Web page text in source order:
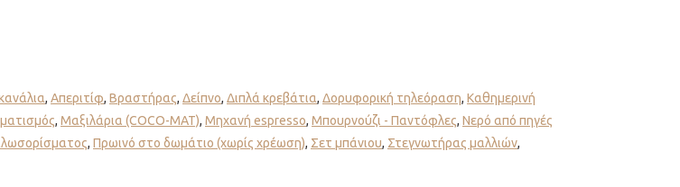
, Απεριτίφ, Βραστήρας, Δείπνο, Διπλά κρεβάτια, Δορυφορική τηλεόραση, Καθημερινή
, Μαξιλάρια (COCO-MAT), Μηχανή espresso, Μπουρνούζι - Παντόφλες, Νερό από πηγές
, Πρωινό στο δωμάτιο (χωρίς χρέωση), Σετ μπάνιου, Στεγνωτήρας μαλλιών,